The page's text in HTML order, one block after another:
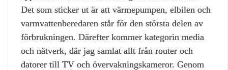
Det som sticker ut är att värmepumpen, elbilen och
varmvattenberedaren står för den största delen av
förbrukningen. Därefter kommer kategorin media
och nätverk, där jag samlat allt från router och
datorer till TV och övervakningskameror. Genom